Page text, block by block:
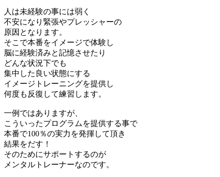
人は未経験の事には弱く
不安になり緊張やプレッシャーの
原因となります。
そこで本番をイメージで体験し
脳に経験済みと記憶させたり
どんな状況下でも
集中した良い状態にする
イメージトレーニングを提供し
何度も反復して練習します。
一例ではありますが、
こういったプログラムを提供する事で
本番で100％の実力を発揮して頂き
結果をだす！
そのためにサポートするのが
メンタルトレーナーなのです。